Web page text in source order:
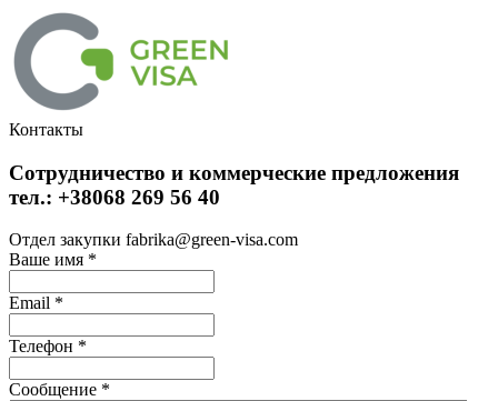
Контакты
Сотрудничество и коммерческие предложения
тел.: +38068 269 56 40
Отдел закупки fabrika@green-visa.com
Ваше имя *
Email *
Телефон *
Сообщение *